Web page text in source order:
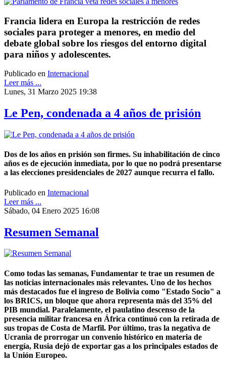
Francia lidera en Europa la restricción de redes
sociales para proteger a menores, en medio del
debate global sobre los riesgos del entorno digital
para niños y adolescentes.
Publicado en Internacional
Leer más ...
Lunes, 31 Marzo 2025 19:38
Le Pen, condenada a 4 años de prisión
Dos de los años en prisión son firmes. Su inhabilitación de cinco
años es de ejecución inmediata, por lo que no podrá presentarse
a las elecciones presidenciales de 2027 aunque recurra el fallo.
Publicado en Internacional
Leer más ...
Sábado, 04 Enero 2025 16:08
Resumen Semanal
Como todas las semanas, Fundamentar te trae un resumen de
las noticias internacionales más relevantes. Uno de los hechos
más destacados fue el ingreso de Bolivia como "Estado Socio" a
los BRICS, un bloque que ahora representa más del 35% del
PIB mundial. Paralelamente, el paulatino descenso de la
presencia militar francesa en África continuó con la retirada de
sus tropas de Costa de Marfil. Por último, tras la negativa de
Ucrania de prorrogar un convenio histórico en materia de
energía, Rusia dejó de exportar gas a los principales estados de
la Unión Europeo.